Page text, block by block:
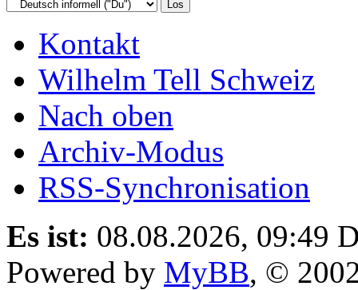
Kontakt
Wilhelm Tell Schweiz
Nach oben
Archiv-Modus
RSS-Synchronisation
Es ist: 08.08.2026, 09:49
Powered by MyBB, ©